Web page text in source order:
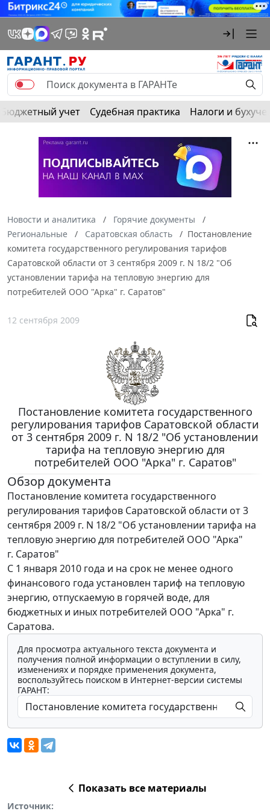
Бюджетный учет Судебная практика Налоги и
Новости и аналитика
Горячие документы
Региональные
Саратовская область
Постановление
комитета государственного регулирования тарифов
Саратовской области от 3 сентября 2009 г. N 18/2 "Об
установлении тарифа на тепловую энергию для
потребителей ООО "Арка" г. Саратов"
12 сентября 2009
Постановление комитета государственного
регулирования тарифов Саратовской области
от 3 сентября 2009 г. N 18/2 "Об установлении
тарифа на тепловую энергию для
потребителей ООО "Арка" г. Саратов"
Обзор документа
Постановление комитета государственного
регулирования тарифов Саратовской области от 3
сентября 2009 г. N 18/2 "Об установлении тарифа на
тепловую энергию для потребителей ООО "Арка"
г. Саратов"
С 1 января 2010 года и на срок не менее одного
финансового года установлен тариф на тепловую
энергию, отпускаемую в горячей воде, для
бюджетных и иных потребителей ООО "Арка" г.
Саратова.
Для просмотра актуального текста документа и
получения полной информации о вступлении в силу,
изменениях и порядке применения документа,
воспользуйтесь поиском в Интернет-версии системы
ГАРАНТ:
Показать все материалы
Источник: